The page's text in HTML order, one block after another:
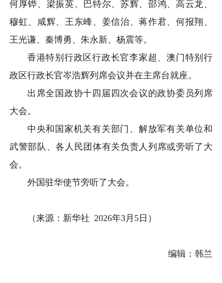
何厚铧、梁振英、巴特尔、苏辉、邵鸿、高云龙、
穆虹、咸辉、王东峰、姜信治、蒋作君、何报翔、
王光谦、秦博勇、朱永新、杨震等。
香港特别行政区行政长官李家超、澳门特别行
政区行政长官岑浩辉列席会议并在主席台就座。
出席全国政协十四届四次会议的政协委员列席
大会。
中央和国家机关有关部门、解放军有关单位和
武警部队、各人民团体有关负责人列席或旁听了大
会。
外国驻华使节旁听了大会。
（来源：新华社 2026年3月5日）
编辑 ：韩兰